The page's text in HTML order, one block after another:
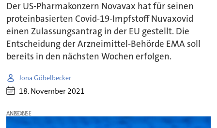
Der US-Pharmakonzern Novavax hat für seinen
proteinbasierten Covid-19-Impfstoff Nuvaxovid
einen Zulassungsantrag in der EU gestellt. Die
Entscheidung der Arzneimittel-Behörde EMA soll
bereits in den nächsten Wochen erfolgen.
Jona Göbelbecker
18. November 2021
ANZEIGE